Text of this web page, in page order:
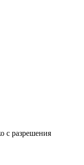
с разрешения